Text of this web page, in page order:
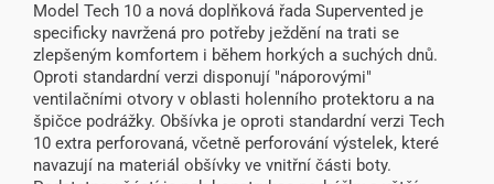
Model Tech 10 a nová doplňková řada Supervented je
specificky navržená pro potřeby ježdění na trati se
zlepšeným komfortem i během horkých a suchých dnů.
Oproti standardní verzi disponují "náporovými"
ventilačními otvory v oblasti holenního protektoru a na
špičce podrážky. Obšívka je oproti standardní verzi Tech
10 extra perforovaná, včetně perforování výstelek, které
navazují na materiál obšívky ve vnitřní části boty.